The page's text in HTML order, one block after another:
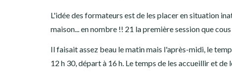
L'idée des formateurs est de les placer en situation
maison... en nombre !! 21 la première session que
Il faisait assez beau le matin mais l'après-midi, le
12 h 30, départ à 16 h. Le temps de les accueillir et